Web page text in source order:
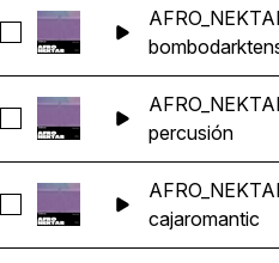
Seleccionar
bombodark
Seleccionar
percusión
Seleccionar
cajaromantic